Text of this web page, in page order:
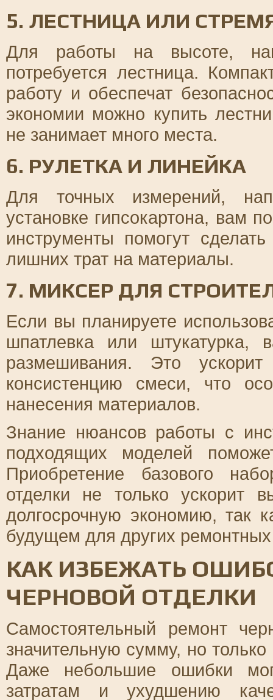
5. ЛЕСТНИЦА ИЛИ
Для работы на высоте,
потребуется лестница.
работу и обеспечат
экономии можно купить
не занимает много места.
6. РУЛЕТКА И ЛИНЕЙКА
Для точных измерений,
установке гипсокартона, вам
инструменты помогут
лишних трат на материалы.
7. МИКСЕР ДЛЯ
Если вы планируете
шпатлевка или штукатурка,
размешивания. Это
консистенцию смеси, что
нанесения материалов.
Знание нюансов работы с
подходящих моделей
Приобретение базового
отделки не только ускорит
долгосрочную экономию, так
будущем для других ремонтных
КАК ИЗБЕЖАТЬ
ЧЕРНОВОЙ ОТДЕЛКИ
Самостоятельный ремонт
значительную сумму, но
Даже небольшие ошибки
затратам и ухудшению